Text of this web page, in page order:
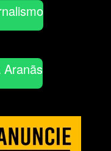
Aranãs